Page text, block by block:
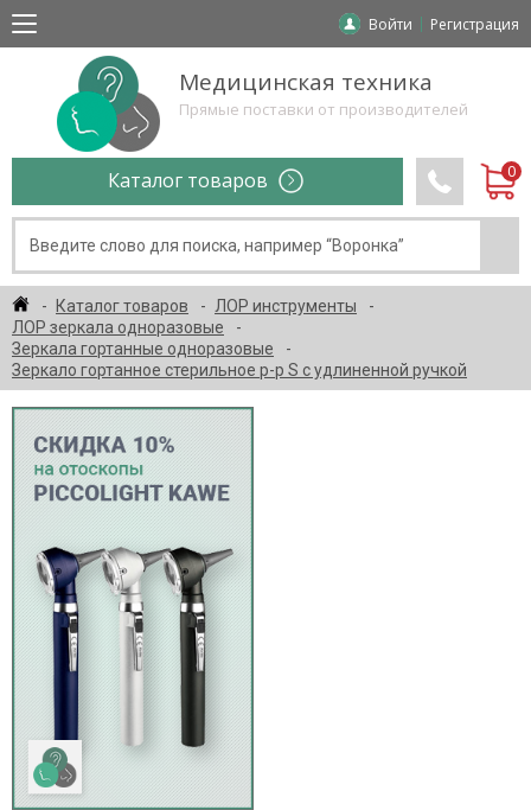
Войти Регистрация
Медицинская техника
Прямые поставки от производителей
Каталог товаров
Каталог товаров
ЛОР инструменты
ЛОР зеркала одноразовые
Зеркала гортанные одноразовые
Зеркало гортанное стерильное р-р S с удлиненной ручкой